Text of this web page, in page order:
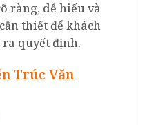
ràng, dễ hiểu và
thiết để khách
ra quyết định.
Trúc Văn